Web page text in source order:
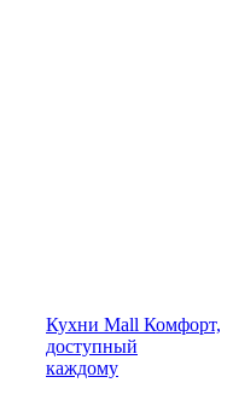
Кухни Mall Комфорт,
доступный
каждому